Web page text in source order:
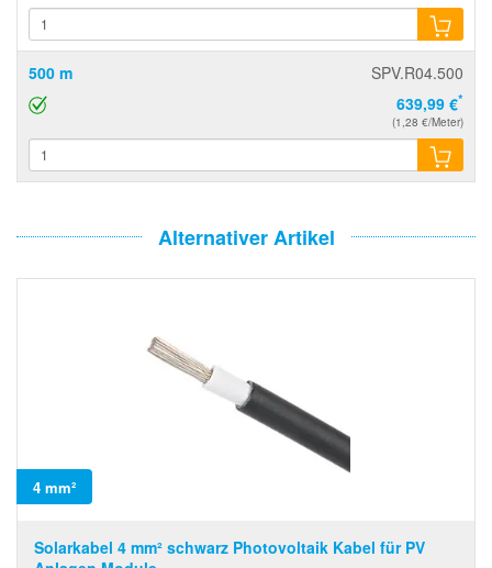
500 m
SPV.R04.500
639,99 €*
(1,28 €/Meter)
Alternativer Artikel
4 mm²
Solarkabel 4 mm² schwarz Photovoltaik Kabel für PV